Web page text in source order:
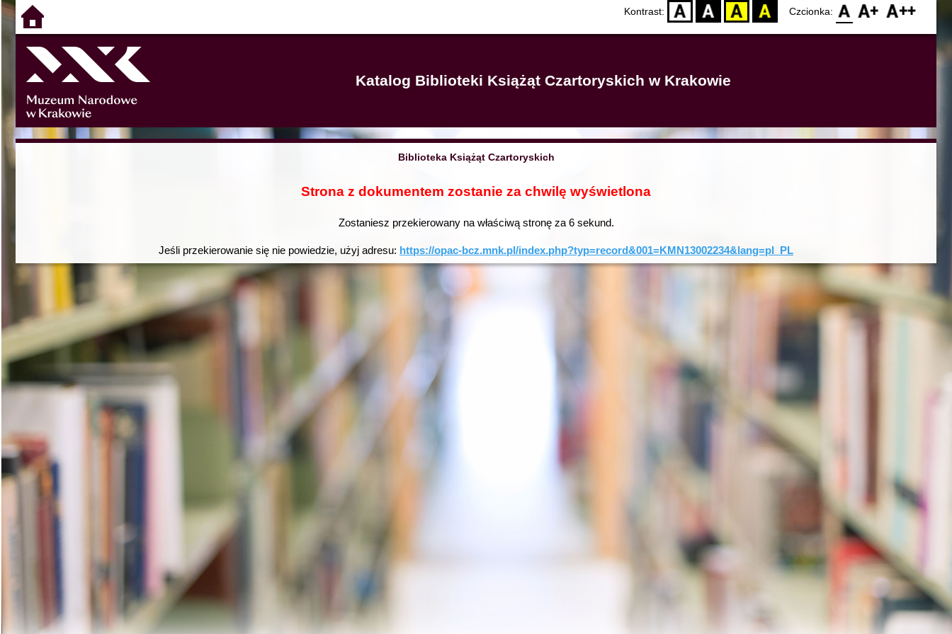
Kontrast: D BW YB BY Czcionka: F0 F1 F2
Katalog Biblioteki Książąt Czartoryskich w Krakowie
Biblioteka Książąt Czartoryskich
Strona z dokumentem zostanie za chwilę wyświetlona
Zostaniesz przekierowany na właściwą stronę za 6sekund.
Jeśli przekierowanie się nie powiedzie, użyj adresu: https://opac-bcz.mnk.pl/index.php?typ=record&001=KMN13002234&lang=pl_PL